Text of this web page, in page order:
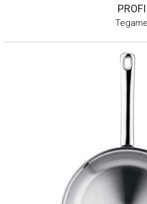
PROFI
Tegame